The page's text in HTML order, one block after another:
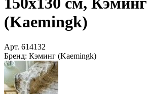
(Kaemingk)
Арт. 614132
Бренд: Кэминг (Kaemingk)